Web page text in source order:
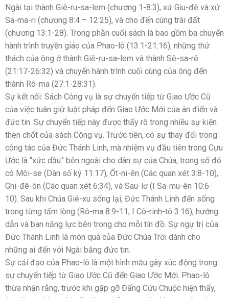
Ngài tại thành Giê-ru-sa-lem (chương 1-8:3), xứ Giu-đê và xứ
Sa-ma-ri (chương 8:4 – 12:25), và cho đến cùng trái đất
(chương 13:1-28). Trong phần cuối sách là bao gồm ba chuyến
hành trình truyền giáo của Phao-lô (13:1-21:16), những thử
thách của ông ở thành Giê-ru-sa-lem và thành Sê-sa-rê
(21:17-26:32) và chuyến hành trình cuối cùng của ông đến
thành Rô-ma (27:1-28:31).
Sự kết nối: Sách Công vụ là sự chuyển tiếp từ Giao Ước Cũ
của việc tuân giữ luật pháp đến Giao Ước Mới của ân điển và
đức tin. Sự chuyển tiếp này được thấy rõ trong nhiều sự kiện
then chốt của sách Công vụ. Trước tiên, có sự thay đổi trong
công tác của Đức Thánh Linh, mà nhiệm vụ đầu tiên trong Cựu
Ước là “xức dầu” bên ngoài cho dân sự của Chúa, trong số đó
có Môi-se (Dân số ký 11:17), Ốt-ni-ên (Các quan xét 3:8-10),
Ghi-đê-ôn (Các quan xét 6:34), và Sau-lơ (I Sa-mu-ên 10:6-
10). Sau khi Chúa Giê-xu sống lại, Đức Thánh Linh đến sống
trong từng tấm lòng (Rô-ma 8:9-11; I Cô-rinh-tô 3:16), hướng
dẫn và ban năng lực bên trong cho mỗi tín đồ. Sự ngự trị của
Đức Thánh Linh là món quà của Đức Chúa Trời dành cho
những ai đến với Ngài bằng đức tin.
Sự cải đạo của Phao-lô là một hình mẫu gây xúc động trong
sự chuyển tiếp từ Giao Ước Cũ đến Giao Ước Mới. Phao-lô
thừa nhận rằng, trước khi gặp gỡ Đấng Cứu Chuộc hiện thấy,